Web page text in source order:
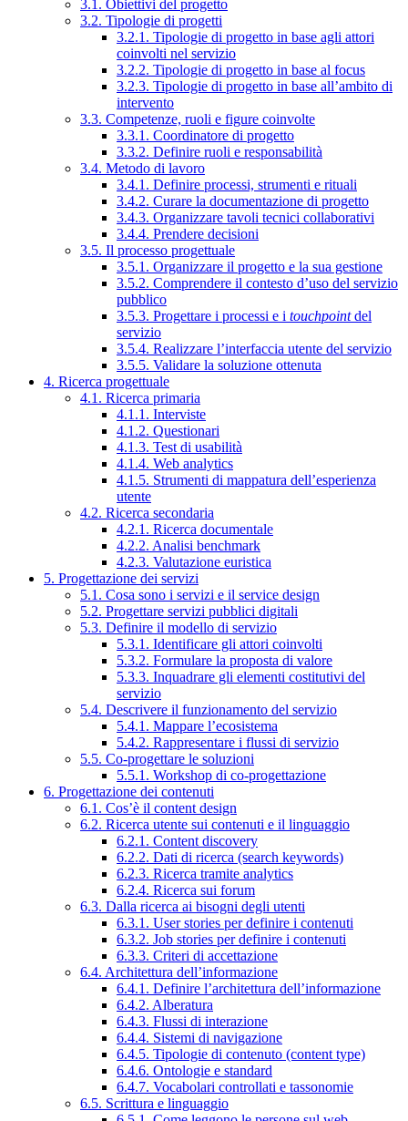
3.1. Obiettivi del progetto
3.2. Tipologie di progetti
3.2.1. Tipologie di progetto in base agli attori
coinvolti nel servizio
3.2.2. Tipologie di progetto in base al focus
3.2.3. Tipologie di progetto in base all’ambito di
intervento
3.3. Competenze, ruoli e figure coinvolte
3.3.1. Coordinatore di progetto
3.3.2. Definire ruoli e responsabilità
3.4. Metodo di lavoro
3.4.1. Definire processi, strumenti e rituali
3.4.2. Curare la documentazione di progetto
3.4.3. Organizzare tavoli tecnici collaborativi
3.4.4. Prendere decisioni
3.5. Il processo progettuale
3.5.1. Organizzare il progetto e la sua gestione
3.5.2. Comprendere il contesto d’uso del servizio
pubblico
3.5.3. Progettare i processi e i touchpointdel
servizio
3.5.4. Realizzare l’interfaccia utente del servizio
3.5.5. Validare la soluzione ottenuta
4. Ricerca progettuale
4.1. Ricerca primaria
4.1.1. Interviste
4.1.2. Questionari
4.1.3. Test di usabilità
4.1.4. Web analytics
4.1.5. Strumenti di mappatura dell’esperienza
utente
4.2. Ricerca secondaria
4.2.1. Ricerca documentale
4.2.2. Analisi benchmark
4.2.3. Valutazione euristica
5. Progettazione dei servizi
5.1. Cosa sono i servizi e il service design
5.2. Progettare servizi pubblici digitali
5.3. Definire il modello di servizio
5.3.1. Identificare gli attori coinvolti
5.3.2. Formulare la proposta di valore
5.3.3. Inquadrare gli elementi costitutivi del
servizio
5.4. Descrivere il funzionamento del servizio
5.4.1. Mappare l’ecosistema
5.4.2. Rappresentare i flussi di servizio
5.5. Co-progettare le soluzioni
5.5.1. Workshop di co-progettazione
6. Progettazione dei contenuti
6.1. Cos’è il content design
6.2. Ricerca utente sui contenuti e il linguaggio
6.2.1. Content discovery
6.2.2. Dati di ricerca (search keywords)
6.2.3. Ricerca tramite analytics
6.2.4. Ricerca sui forum
6.3. Dalla ricerca ai bisogni degli utenti
6.3.1. User stories per definire i contenuti
6.3.2. Job stories per definire i contenuti
6.3.3. Criteri di accettazione
6.4. Architettura dell’informazione
6.4.1. Definire l’architettura dell’informazione
6.4.2. Alberatura
6.4.3. Flussi di interazione
6.4.4. Sistemi di navigazione
6.4.5. Tipologie di contenuto (content type)
6.4.6. Ontologie e standard
6.4.7. Vocabolari controllati e tassonomie
6.5. Scrittura e linguaggio